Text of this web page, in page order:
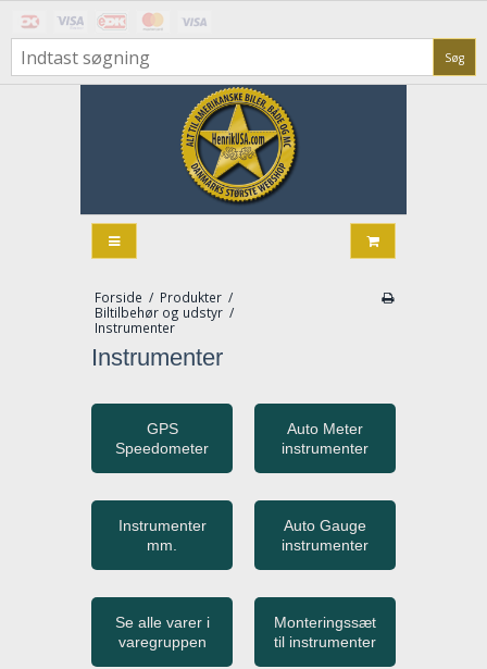
Søg
Forside / Produkter /
Biltilbehør og udstyr /
Instrumenter
Instrumenter
GPS
Speedometer
Auto Meter
instrumenter
Instrumenter
mm.
Auto Gauge
instrumenter
Se alle varer i
varegruppen
Monteringssæt
til instrumenter